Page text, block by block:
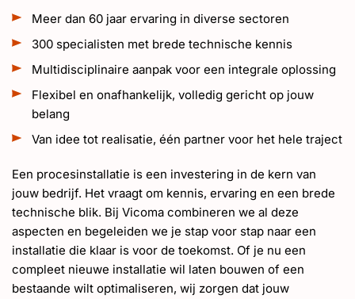
Meer dan 60 jaar ervaring in diverse sectoren
300 specialisten met brede technische kennis
Multidisciplinaire aanpak voor een integrale oplossing
Flexibel en onafhankelijk, volledig gericht op jouw
belang
Van idee tot realisatie, één partner voor het hele traject
Een procesinstallatie is een investering in de kern van
jouw bedrijf. Het vraagt om kennis, ervaring en een brede
technische blik. Bij Vicoma combineren we al deze
aspecten en begeleiden we je stap voor stap naar een
installatie die klaar is voor de toekomst. Of je nu een
compleet nieuwe installatie wil laten bouwen of een
bestaande wilt optimaliseren, wij zorgen dat jouw